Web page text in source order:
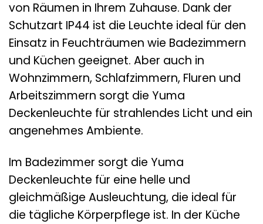
von Räumen in Ihrem Zuhause. Dank der
Schutzart IP44 ist die Leuchte ideal für den
Einsatz in Feuchträumen wie Badezimmern
und Küchen geeignet. Aber auch in
Wohnzimmern, Schlafzimmern, Fluren und
Arbeitszimmern sorgt die Yuma
Deckenleuchte für strahlendes Licht und ein
angenehmes Ambiente.
Im Badezimmer sorgt die Yuma
Deckenleuchte für eine helle und
gleichmäßige Ausleuchtung, die ideal für
die tägliche Körperpflege ist. In der Küche